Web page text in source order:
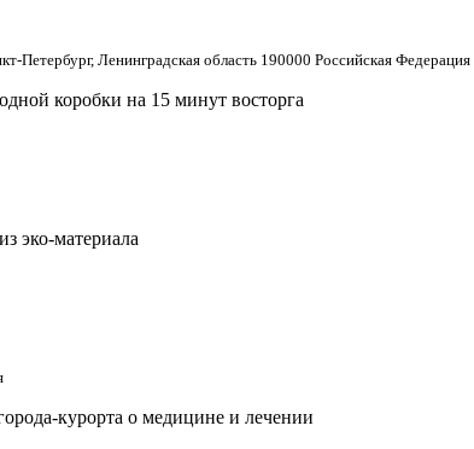
Петербург, Ленинградская область 190000 Российская Федерация
коробки на 15 минут восторга
эко-материала
курорта о медицине и лечении